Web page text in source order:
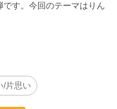
す。今回のテーマはりん
です。
/片思い